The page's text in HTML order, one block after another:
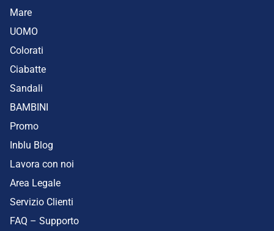
Mare
UOMO
Colorati
Ciabatte
Sandali
BAMBINI
Promo
Inblu Blog
Lavora con noi
Area Legale
Servizio Clienti
FAQ – Supporto